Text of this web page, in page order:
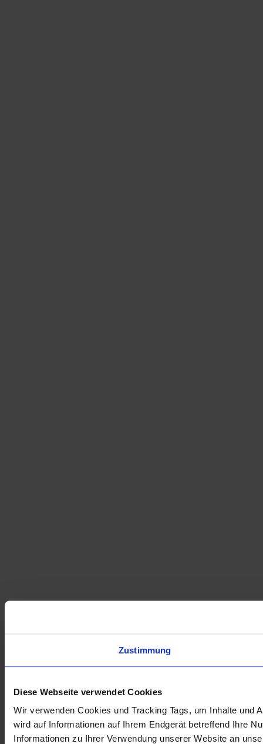
Zustimmung
Diese Webseite verwendet Cookies
Wir verwenden Cookies und Tracking Tags, um Inhalte und
wird auf Informationen auf Ihrem Endgerät betreffend Ihre
Informationen zu Ihrer Verwendung unserer Website an